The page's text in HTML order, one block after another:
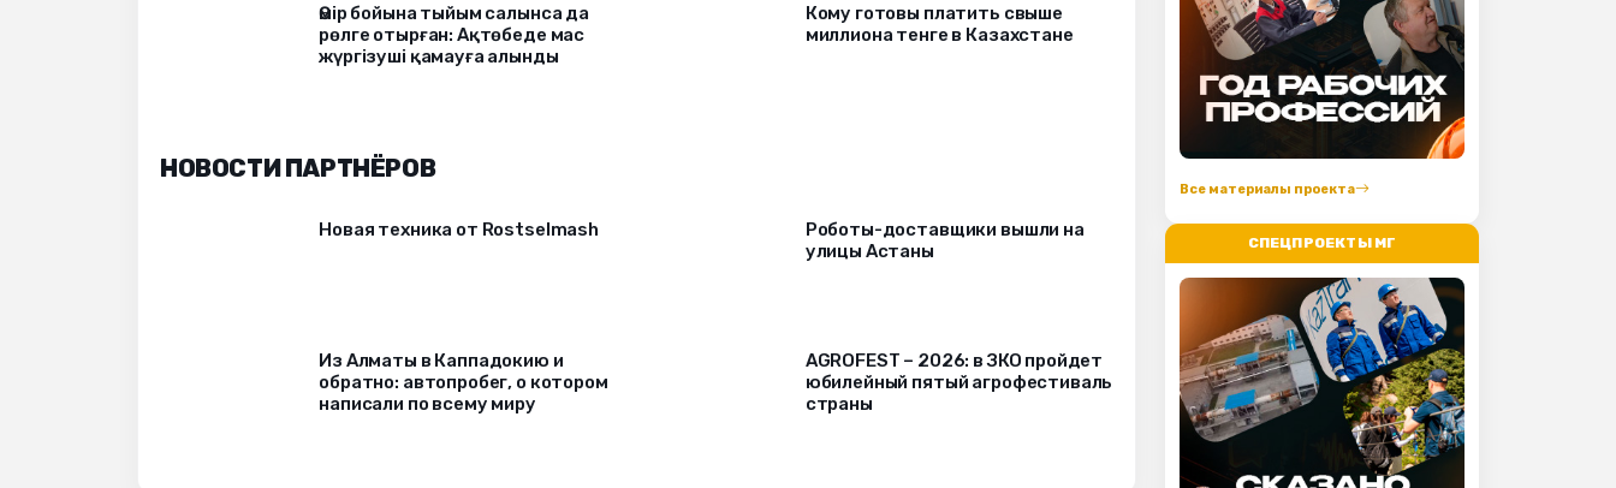
Өмір бойына тыйым салынса да
рөлге отырған: Ақтөбеде мас
жүргізуші қамауға алынды
Кому готовы платить свыше
миллиона тенге в Казахстане
НОВОСТИ ПАРТНЁРОВ
Новая техника от Rostselmash
Роботы-доставщики вышли на
улицы Астаны
Из Алматы в Каппадокию и
обратно: автопробег, о котором
написали по всему миру
AGROFEST – 2026: в ЗКО пройдет
юбилейный пятый агрофестиваль
страны
Все материалы проекта
СПЕЦПРОЕКТЫ МГ